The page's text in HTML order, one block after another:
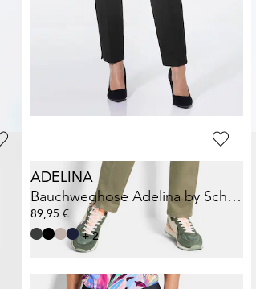
GOLDNER
Schmale Hose LOUISA mit Schlank-Effekt
119,95 €
30-Tage-Bestpreis**: 89,95 € (-22%)
ADELINA
Bauchweghose Adelina by Scheiter
89,95 €
+ 2